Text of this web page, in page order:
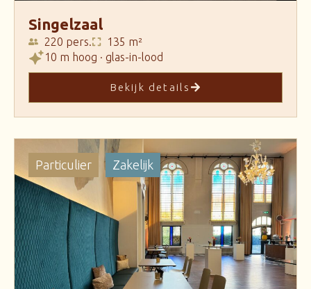
Singelzaal
220 pers.
135 m²
10 m hoog · glas-in-lood
Bekijk details
Particulier Zakelijk